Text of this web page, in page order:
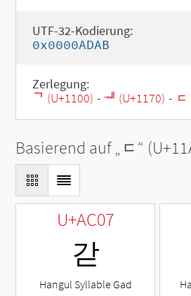
UTF-32-Kodierung:
0x0000ADAB
Zerlegung:
ᄀ (U+1100) - ᅰ (U+1170) - ᆮ
Basierend auf „ᆮ“
U+AC07
갇
Hangul Syllable Gad